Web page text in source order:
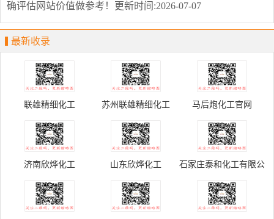
确评估网站价值做参考！ 更新时间:2026-07-07
最新收录
联雄精细化工 苏州联雄精细化工 马后炮化工官网
济南欣烨化工 山东欣烨化工 石家庄泰和化工有限公
司